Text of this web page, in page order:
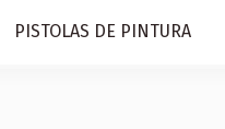
PISTOLAS DE PINTURA